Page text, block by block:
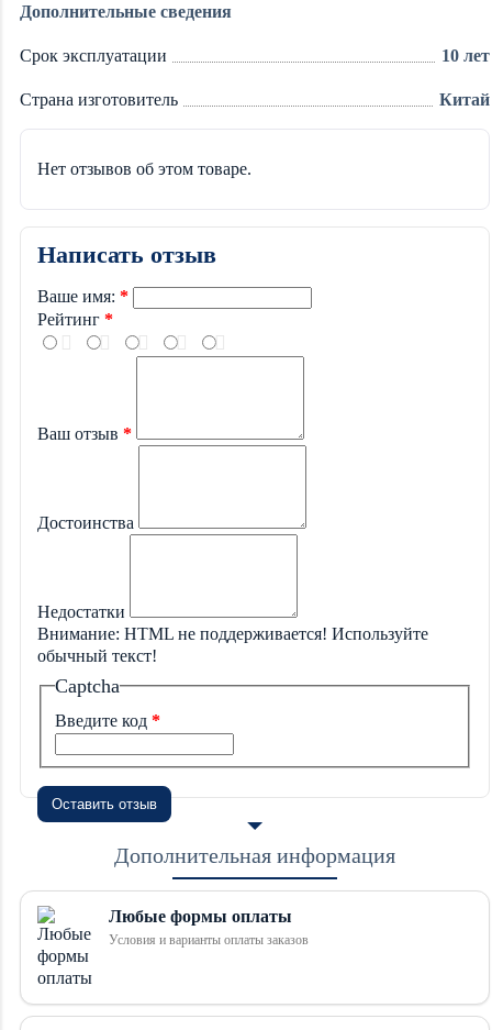
Дополнительные сведения
Срок эксплуатации 10 лет
Страна изготовитель Китай
Нет отзывов об этом товаре.
Написать отзыв
Ваше имя:
Рейтинг
Ваш отзыв
Достоинства
Недостатки
Внимание: HTML не поддерживается! Используйте
обычный текст!
Captcha
Введите код
Оставить отзыв
Дополнительная информация
Любые формы оплаты
Условия и варианты оплаты заказов